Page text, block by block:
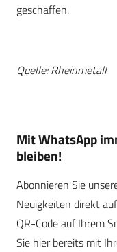
geschaffen.
Quelle: Rheinmetall
Mit WhatsApp
bleiben!
Abonnieren Sie
Neuigkeiten direkt
QR-Code auf Ihrem
Sie hier bereits mit